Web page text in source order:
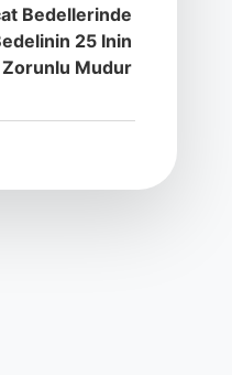
Bedellerinde
25 Inin
Zorunlu Mudur